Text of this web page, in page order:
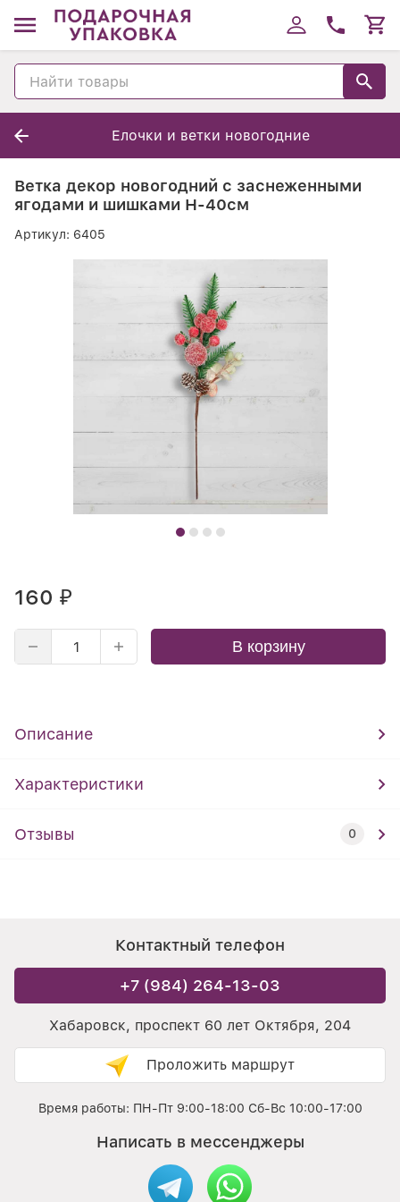
Елочки и ветки новогодние
Ветка декор новогодний с заснеженными
ягодами и шишками Н-40см
Артикул: 6405
160 ₽
В корзину
Описание
Характеристики
Отзывы 0
Контактный телефон
+7 (984) 264-13-03
Хабаровск, проспект 60 лет Октября, 204
Проложить маршрут
Время работы: ПН-Пт 9:00-18:00 Сб-Вс 10:00-17:00
Написать в мессенджеры